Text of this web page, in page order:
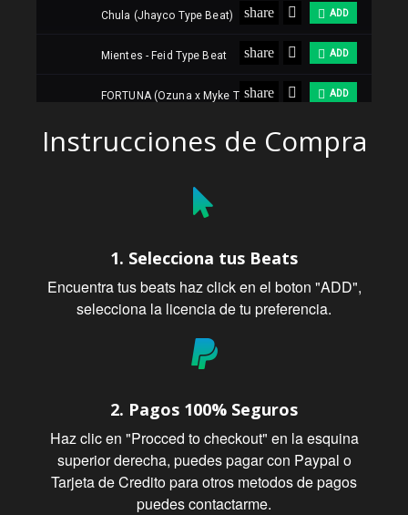
Instrucciones de Compra
1. Selecciona tus Beats
Encuentra tus beats haz click en el boton "ADD",
selecciona la licencia de tu preferencia.
2. Pagos 100% Seguros
Haz clic en "Procced to checkout" en la esquina
superior derecha, puedes pagar con Paypal o
Tarjeta de Credito para otros metodos de pagos
puedes contactarme.